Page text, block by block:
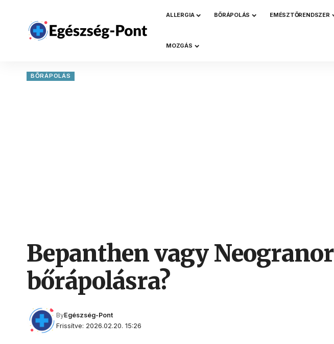
ALLERGIA BŐRÁPOLÁS EMÉSZTŐRENDSZER
MOZGÁS
BŐRÁPOLÁS
Bepanthen vagy
bőrápolásra?
Frissítve: 2026.02.20. 15:26
ByEgészség-Pont